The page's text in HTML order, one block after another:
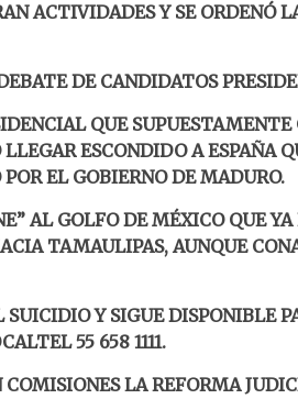
ACTIVIDADES Y SE ORDENÓ
DE CANDIDATOS
QUE SUPUESTAMENTE
ESCONDIDO A ESPAÑA
EL GOBIERNO DE MADURO.
AL GOLFO DE MÉXICO QUE
TAMAULIPAS, AUNQUE
Y SIGUE DISPONIBLE
55 658 1111.
LA REFORMA